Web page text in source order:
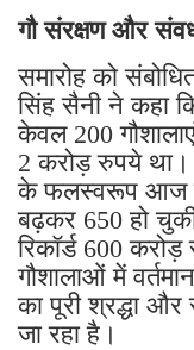
गौ संरक्षण और
समारोह को
सिंह सैनी ने कहा
केवल 200
2 करोड़ रुपये था।
के फलस्वरूप आज
बढ़कर 650 हो
रिकॉर्ड 600
गौशालाओं में
का पूरी श्रद्धा
जा रहा है।